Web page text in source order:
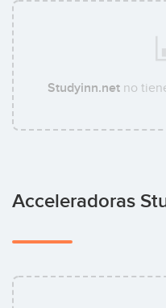
Studyinn.netno
Acceleradoras